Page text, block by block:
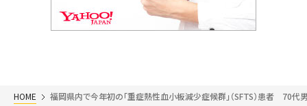
HOME 福岡県内で今年初の「重症熱性血小板減少症候群」（SFTS）患者